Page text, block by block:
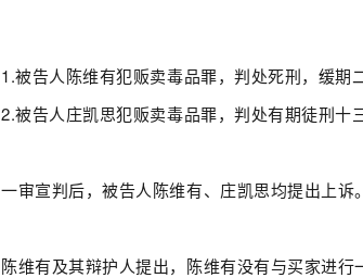
1.被告人陈维有犯贩卖毒品罪，判处死刑，缓期
2.被告人庄凯思犯贩卖毒品罪，判处有期徒刑十
一审宣判后，被告人陈维有、庄凯思均提出上诉。
陈维有及其辩护人提出，陈维有没有与买家进